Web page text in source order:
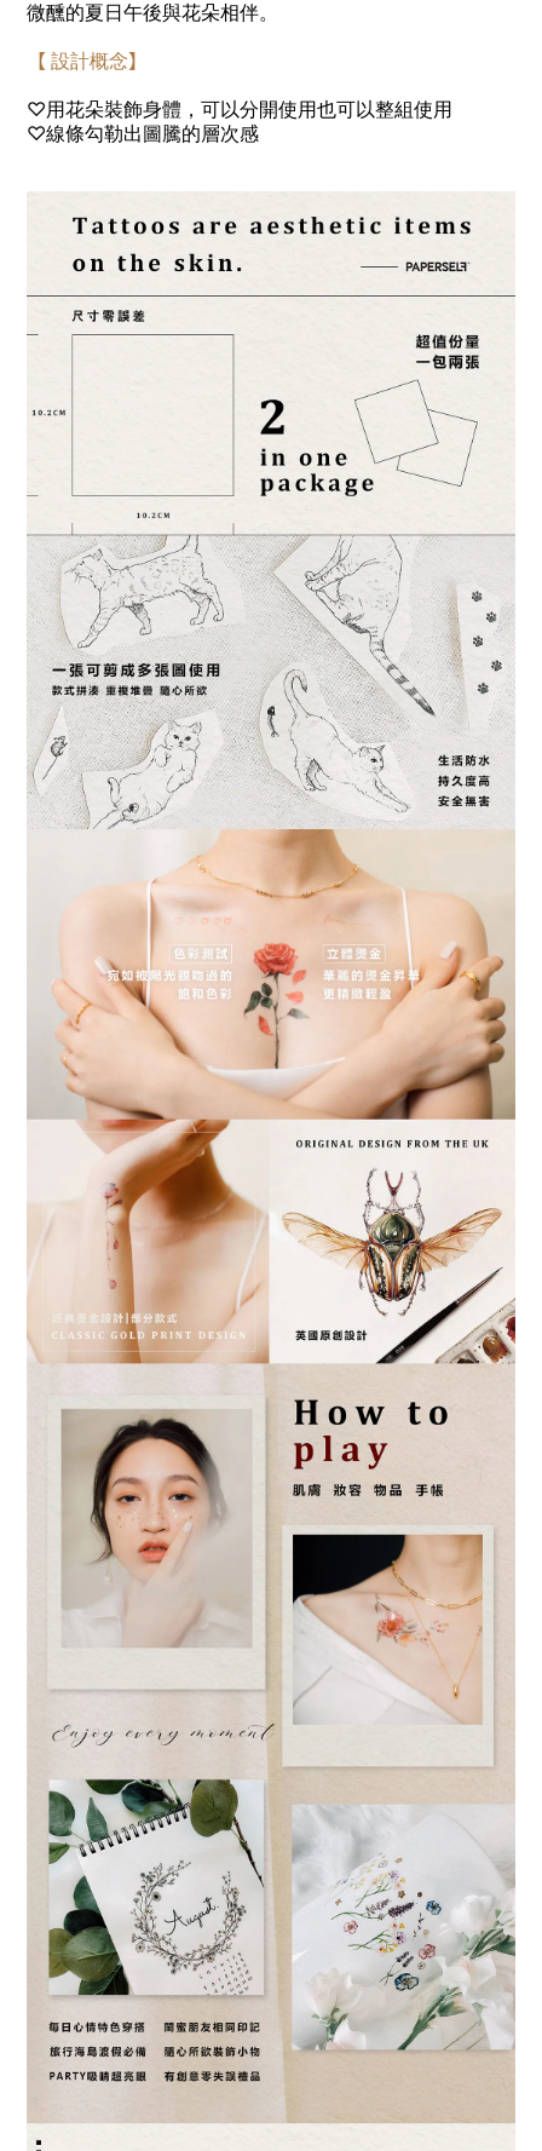
微醺的夏日午後與花朵相伴。
【 設計概念】
♡用花朵裝飾身體，可以分開使用也可以整組使用
♡線條勾勒出圖騰的層次感